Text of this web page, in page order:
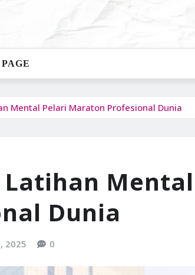
Mental Pelari Maraton Profesional Dunia
Latihan
Dunia
2025 0